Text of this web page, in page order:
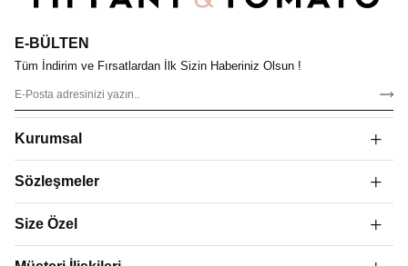
E-BÜLTEN
Tüm İndirim ve Fırsatlardan İlk Sizin Haberiniz Olsun !
Kurumsal
Sözleşmeler
Size Özel